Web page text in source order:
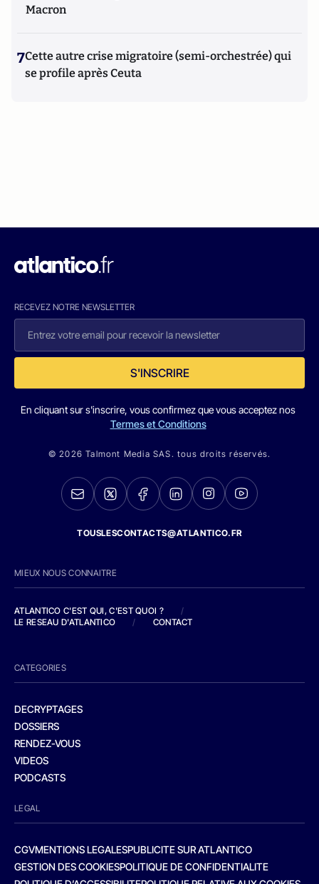
Macron
7Cette autre crise migratoire (semi-orchestrée) qui
se profile après Ceuta
RECEVEZ NOTRE NEWSLETTER
S'INSCRIRE
En cliquant sur s'inscrire, vous confirmez que vous acceptez nos
Termes et Conditions
© 2026 Talmont Media SAS. tous droits réservés.
TOUSLESCONTACTS@ATLANTICO.FR
MIEUX NOUS CONNAITRE
ATLANTICO C'EST QUI, C'EST QUOI ?
/
LE RESEAU D'ATLANTICO
/ CONTACT
CATEGORIES
DECRYPTAGES
DOSSIERS
RENDEZ-VOUS
VIDEOS
PODCASTS
LEGAL
CGVMENTIONS LEGALESPUBLICITE SUR ATLANTICO
GESTION DES COOKIESPOLITIQUE DE CONFIDENTIALITE